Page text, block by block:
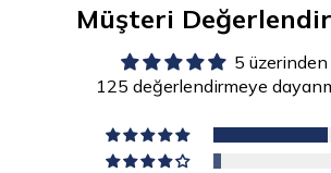
Müşteri
5
125 değerlendirmeye